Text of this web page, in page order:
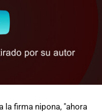
la firma nipona, "ahora